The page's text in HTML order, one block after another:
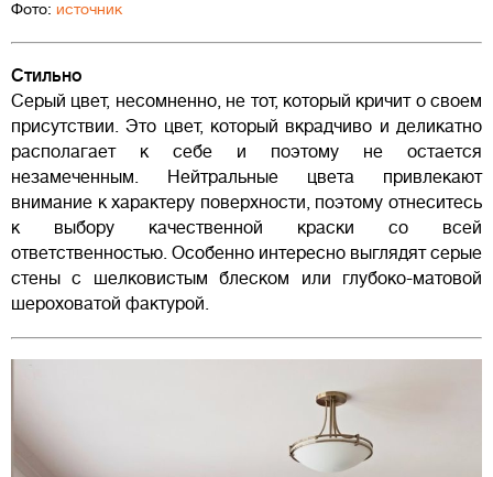
Фото: источник
Стильно
Серый цвет, несомненно, не тот, который кричит о своем
присутствии. Это цвет, который вкрадчиво и деликатно
располагает к себе и поэтому не остается
незамеченным. Нейтральные цвета привлекают
внимание к характеру поверхности, поэтому отнеситесь
к выбору качественной краски со всей
ответственностью. Особенно интересно выглядят серые
стены с шелковистым блеском или глубоко-матовой
шероховатой фактурой.